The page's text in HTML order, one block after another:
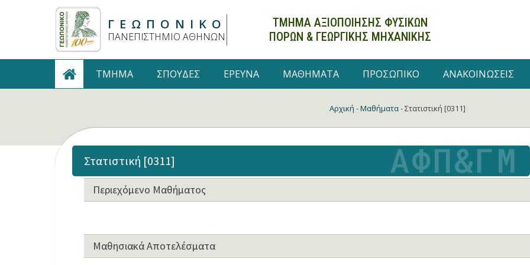
ΓΕΩΠΟΝΙΚΟ
ΠΑΝΕΠΙΣΤΗΜΙΟ ΑΘΗΝΩΝ
ΤΜΗΜΑ ΑΞΙΟΠΟΙΗΣΗΣ ΦΥΣΙΚΩΝ
ΠΟΡΩΝ & ΓΕΩΡΓΙΚΗΣ ΜΗΧΑΝΙΚΗΣ
TMHMA ΣΠΟΥΔΕΣ ΕΡΕΥΝΑ ΜΑΘΗΜΑΤΑ ΠΡΟΣΩΠΙΚΟ ΑΝΑΚΟΙΝΩΣΕΙΣ
Αρχική -Μαθήματα-Στατιστική [0311]
Στατιστική [0311]
Περιεχόμενο Μαθήματος
Μαθησιακά Αποτελέσματα